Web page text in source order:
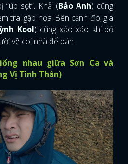
“úp sọt”. Khải (Bảo Anh) cũng
trai gặp họa. Bên cạnh đó, gia
Kool) cũng xào xáo khi bố
về coi nhà để bán.
nhau giữa Sơn Ca và
Vị Tình Thân)